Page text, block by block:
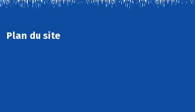
Plan du site